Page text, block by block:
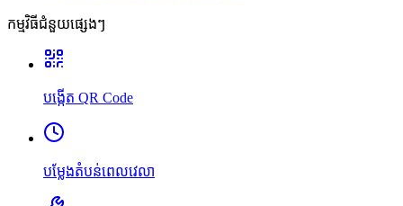
កម្មវិធីជំនួយផ្សេងៗ
បង្កើត QR Code
បម្លែងតំបន់ពេលវេលា